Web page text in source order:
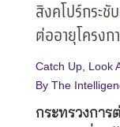
สิงคโปร์กระ
ต่ออายุโครงก
Catch Up Look
By The
กระทรวงการ